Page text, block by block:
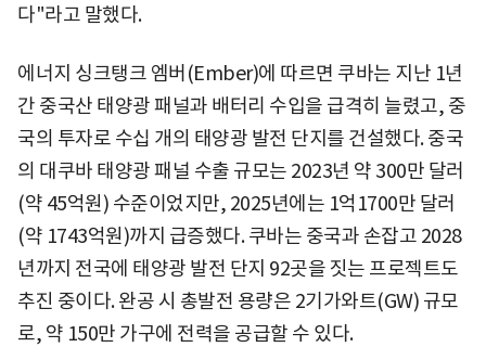
다"라고 말했다.
에너지 싱크탱크 엠버(Ember)에 따르면 쿠바는 지난 1년
간 중국산 태양광 패널과 배터리 수입을 급격히 늘렸고, 중
국의 투자로 수십 개의 태양광 발전 단지를 건설했다. 중국
의 대쿠바 태양광 패널 수출 규모는 2023년 약 300만 달러
(약 45억원) 수준이었지만, 2025년에는 1억1700만 달러
(약 1743억원)까지 급증했다. 쿠바는 중국과 손잡고 2028
년까지 전국에 태양광 발전 단지 92곳을 짓는 프로젝트도
추진 중이다. 완공 시 총발전 용량은 2기가와트(GW) 규모
로, 약 150만 가구에 전력을 공급할 수 있다.